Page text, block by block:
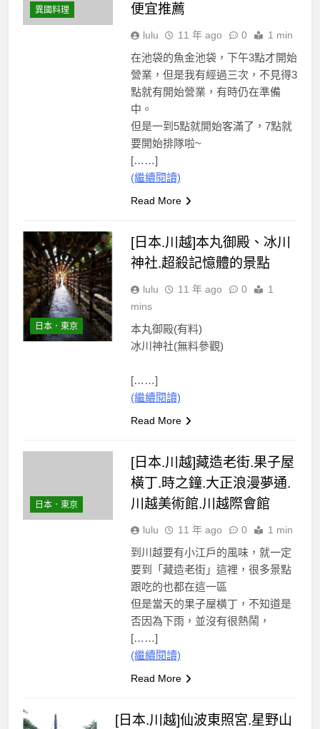
異國料理 便宜推薦
lulu 11 年 ago 0 1 min
在池袋的魚金池袋，下午3點才開始
營業，但是我有經過三次，不見得3
點就有開始營業，有時仍在準備
中。
但是一到5點就開始客滿了，7點就
要開始排隊啦~
[……]
(繼續閱讀)
Read More
日本．東京
[日本.川越]本丸御殿、冰川
神社.超殺記憶體的景點
lulu 11 年 ago 0
1
mins
本丸御殿(有料)
冰川神社(無料參觀)
[……]
(繼續閱讀)
Read More
日本．東京
[日本.川越]藏造老街.果子屋
橫丁.時之鐘.大正浪漫夢通.
川越美術館.川越際會館
lulu 11 年 ago 0 1 min
到川越要有小江戶的風味，就一定
要到「藏造老街」這裡，很多景點
跟吃的也都在這一區
但是當天的果子屋橫丁，不知道是
否因為下雨，並沒有很熱鬧，
[……]
(繼續閱讀)
Read More
[日本.川越]仙波東照宮.星野山